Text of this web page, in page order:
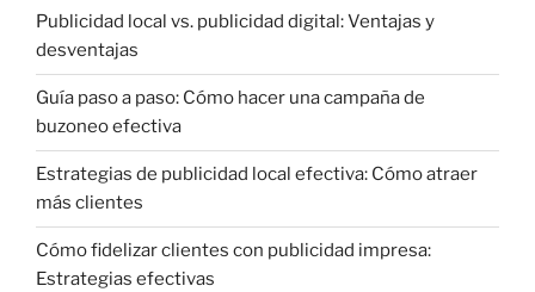
Publicidad local vs. publicidad digital: Ventajas y
desventajas
Guía paso a paso: Cómo hacer una campaña de
buzoneo efectiva
Estrategias de publicidad local efectiva: Cómo atraer
más clientes
Cómo fidelizar clientes con publicidad impresa:
Estrategias efectivas